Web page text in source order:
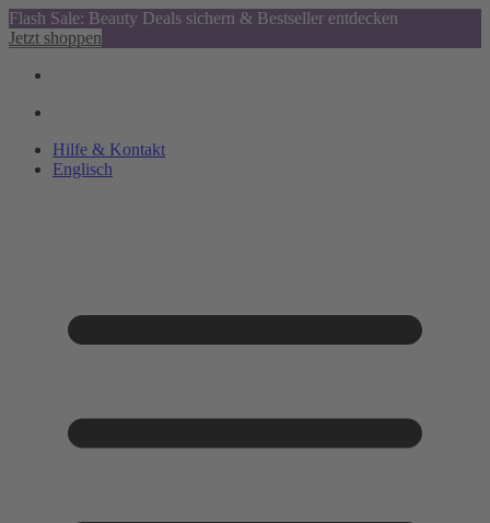
Flash Sale: Beauty Deals sichern & Bestseller entdecken
Jetzt shoppen
Hilfe & Kontakt
Englisch